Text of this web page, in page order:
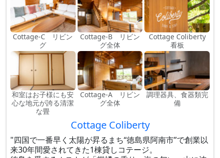
Cottage-C リビン
グ
Cottage-B リビン
グ全体
Cottage Coliberty
看板
和室はお子様にも安
心な地元が誇る清潔
な畳
Cottage-A リビン
グ全体
調理器具、食器類完
備
Cottage Coliberty
"四国で一番早く太陽が昇るまち“徳島県阿南市”で創業以
来30年間愛されてきた1棟貸しコテージ。